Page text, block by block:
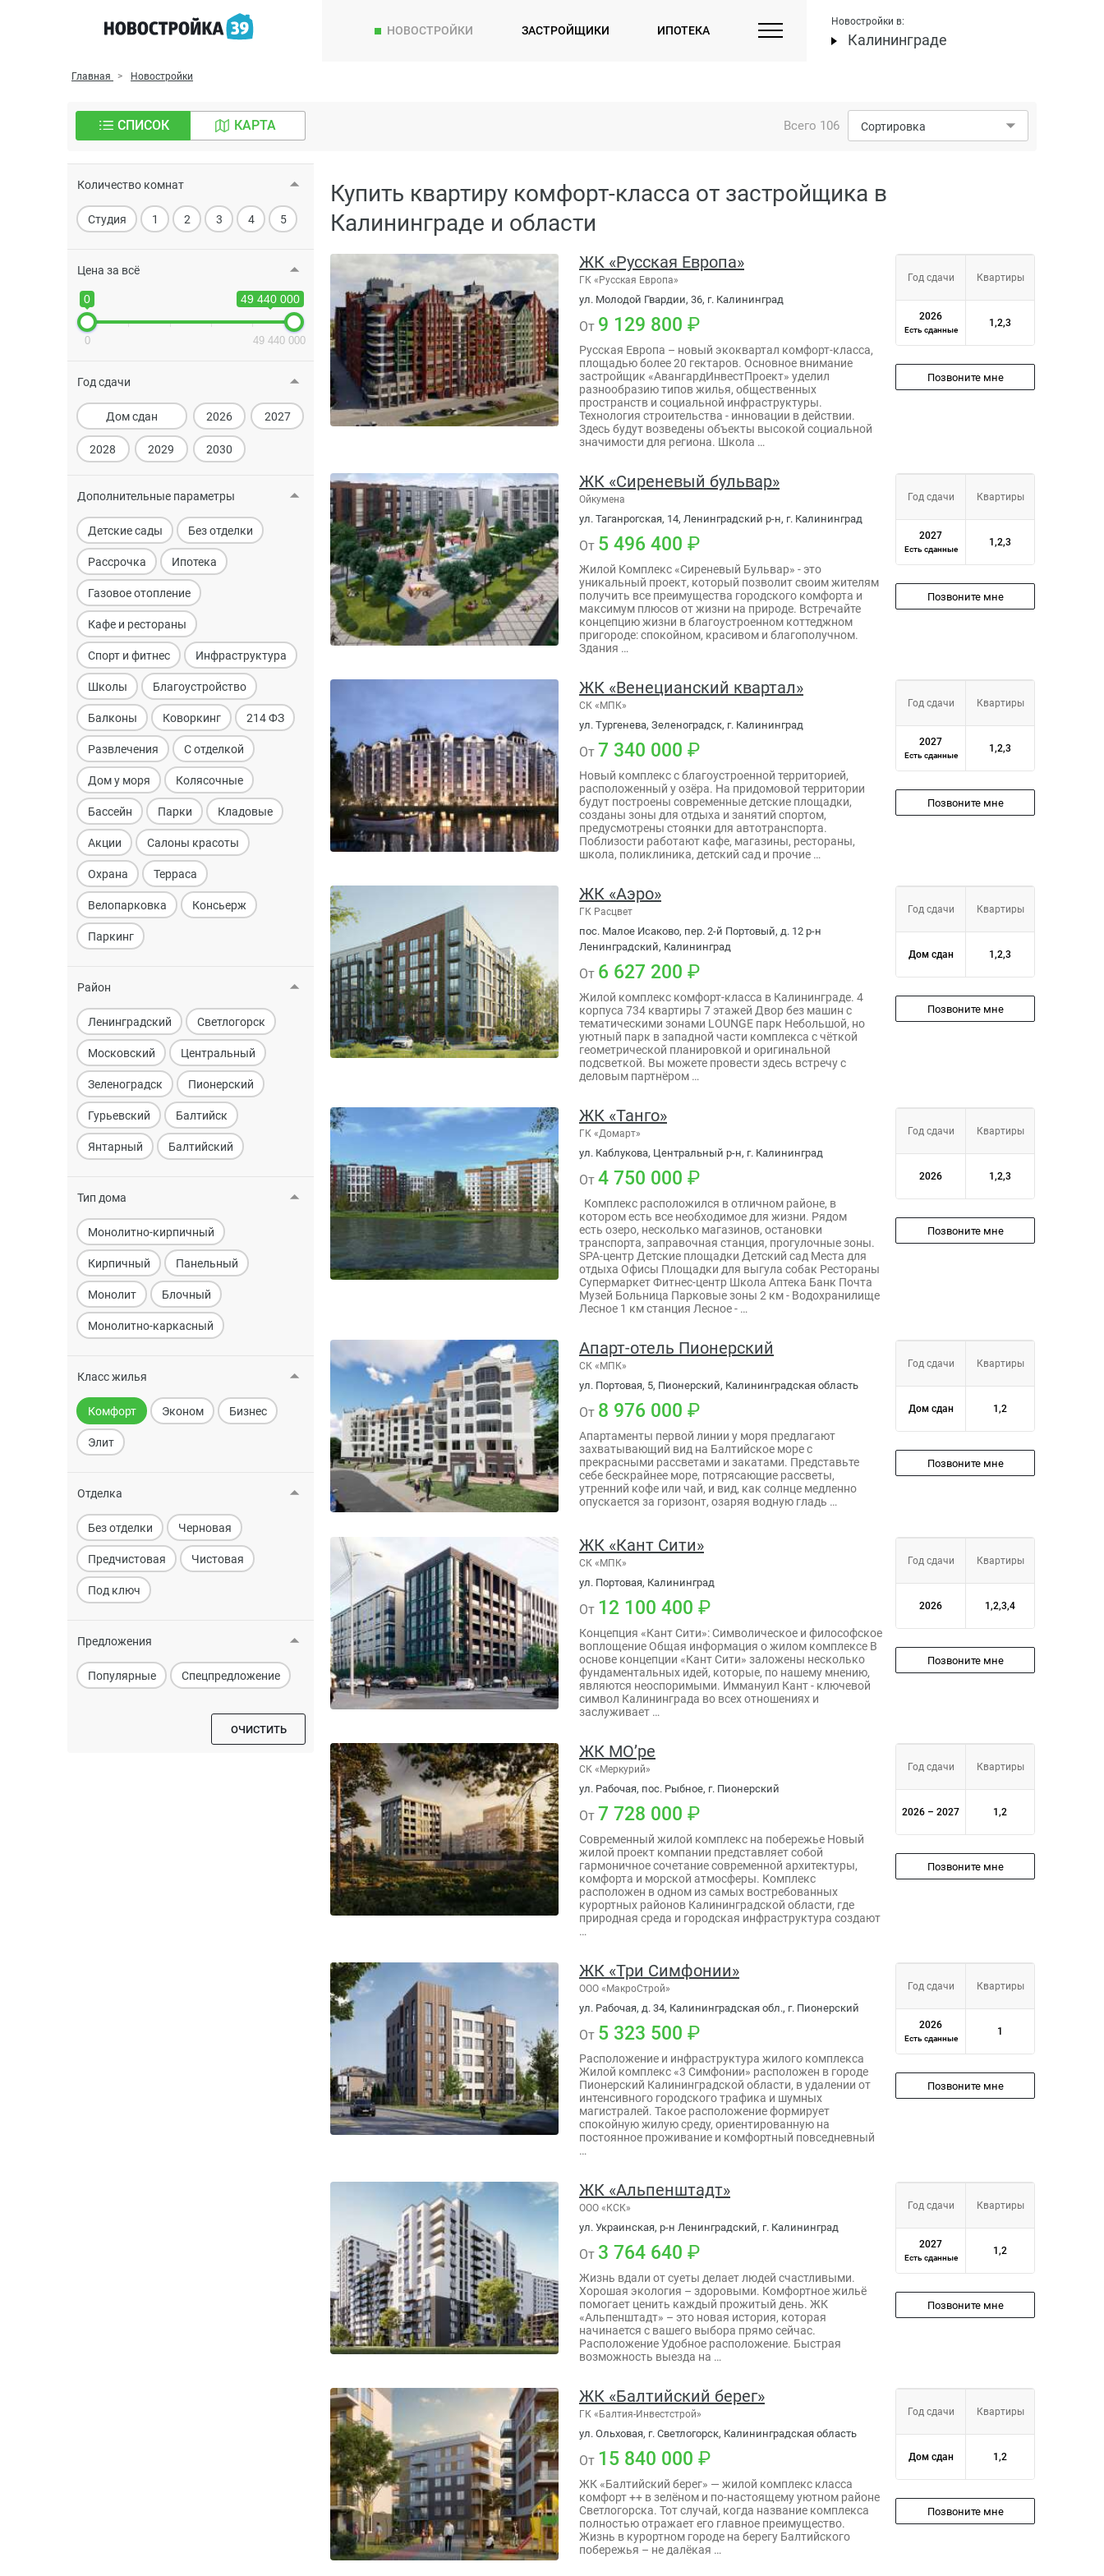
НОВОСТРОЙКИ ЗАСТРОЙЩИКИ ИПОТЕКА
Новостройки в:
Калининграде
Главная Новостройки
СПИСОК КАРТА Всего 106 Сортировка
Количество комнат
Студия 1 2 3 4 5
Цена за всё
0 49 440 000
0 49 440 000
Год сдачи
Дом сдан 2026 2027
2028 2029 2030
Дополнительные параметры
Развлечения С отделкой
Колясочные
Бассейн
Дом у моря
Акции
Охрана
Кладовые
Велопарковка
Парки
Салоны красоты
Терраса
Консьерж
Паркинг
Детские сады Без отделки
Рассрочка Ипотека
Газовое отопление
Кафе и рестораны
Спорт и фитнес Инфраструктура
Школы Благоустройство
Балконы Коворкинг 214 ФЗ
Район
Ленинградский Светлогорск
Московский Центральный
Зеленоградск Пионерский
Гурьевский Балтийск
Янтарный Балтийский
Тип дома
Монолитно-кирпичный
Кирпичный Панельный
Монолит Блочный
Монолитно-каркасный
Класс жилья
Комфорт Эконом Бизнес
Элит
Отделка
Без отделки Черновая
Предчистовая Чистовая
Под ключ
Предложения
Популярные Спецпредложение
ОЧИСТИТЬ
Купить квартиру комфорт-класса от застройщика в
Калининграде и области
ЖК «Русская Европа»
ГК «Русская Европа»
ул. Молодой Гвардии, 36, г. Калининград
От 9 129 800
Русская Европа – новый экоквартал комфорт-класса,
площадью более 20 гектаров. Основное внимание
застройщик «АвангардИнвестПроект» уделил
разнообразию типов жилья, общественных
пространств и социальной инфраструктуры.
Технология строительства - инновации в действии.
Здесь будут возведены объекты высокой социальной
значимости для региона. Школа …
Год сдачи Квартиры
2026
Есть сданные
1,2,3
Позвоните мне
ЖК «Сиреневый бульвар»
Ойкумена
ул. Таганрогская, 14, Ленинградский р-н, г. Калининград
От 5 496 400
Жилой Комплекс «Сиреневый Бульвар» - это
уникальный проект, который позволит своим жителям
получить все преимущества городского комфорта и
максимум плюсов от жизни на природе. Встречайте
концепцию жизни в благоустроенном коттеджном
пригороде: спокойном, красивом и благополучном.
Здания …
Год сдачи Квартиры
2027
Есть сданные
1,2,3
Позвоните мне
ЖК «Венецианский квартал»
СК «МПК»
ул. Тургенева, Зеленоградск, г. Калининград
От 7 340 000
Новый комплекс с благоустроенной территорией,
расположенный у озёра. На придомовой территории
будут построены современные детские площадки,
созданы зоны для отдыха и занятий спортом,
предусмотрены стоянки для автотранспорта.
Поблизости работают кафе, магазины, рестораны,
школа, поликлиника, детский сад и прочие …
Год сдачи Квартиры
2027
Есть сданные
1,2,3
Позвоните мне
ЖК «Аэро»
ГК Расцвет
пос. Малое Исаково, пер. 2-й Портовый, д. 12 р-н
Ленинградский, Калининград
От 6 627 200
Жилой комплекс комфорт-класса в Калининграде. 4
корпуса 734 квартиры 7 этажей Двор без машин с
тематическими зонами LOUNGE парк Небольшой, но
уютный парк в западной части комплекса с чёткой
геометрической планировкой и оригинальной
подсветкой. Вы можете провести здесь встречу с
деловым партнёром …
Год сдачи Квартиры
Дом сдан 1,2,3
Позвоните мне
ЖК «Танго»
ГК «Домарт»
ул. Каблукова, Центральный р-н, г. Калининград
От 4 750 000
Комплекс расположился в отличном районе, в
котором есть все необходимое для жизни. Рядом
есть озеро, несколько магазинов, остановки
транспорта, заправочная станция, прогулочные зоны.
SPA-центр Детские площадки Детский сад Места для
отдыха Офисы Площадки для выгула собак Рестораны
Супермаркет Фитнес-центр Школа Аптека Банк Почта
Музей Больница Парковые зоны 2 км - Водохранилище
Лесное 1 км станция Лесное - …
Год сдачи Квартиры
2026 1,2,3
Позвоните мне
Апарт-отель Пионерский
СК «МПК»
ул. Портовая, 5, Пионерский, Калининградская область
От 8 976 000
Апартаменты первой линии у моря предлагают
захватывающий вид на Балтийское море с
прекрасными рассветами и закатами. Представьте
себе бескрайнее море, потрясающие рассветы,
утренний кофе или чай, и вид, как солнце медленно
опускается за горизонт, озаряя водную гладь …
Год сдачи Квартиры
Дом сдан 1,2
Позвоните мне
ЖК «Кант Сити»
СК «МПК»
ул. Портовая, Калининград
От 12 100 400
Концепция «Кант Сити»: Символическое и философское
воплощение Общая информация о жилом комплексе В
основе концепции «Кант Сити» заложены несколько
фундаментальных идей, которые, по нашему мнению,
являются неоспоримыми. Иммануил Кант - ключевой
символ Калининграда во всех отношениях и
заслуживает …
Год сдачи Квартиры
2026 1,2,3,4
Позвоните мне
ЖК МО’ре
СК «Меркурий»
ул. Рабочая, пос. Рыбное, г. Пионерский
От 7 728 000
Современный жилой комплекс на побережье Новый
жилой проект компании представляет собой
гармоничное сочетание современной архитектуры,
комфорта и морской атмосферы. Комплекс
расположен в одном из самых востребованных
курортных районов Калининградской области, где
природная среда и городская инфраструктура создают
…
Год сдачи Квартиры
2026 – 2027 1,2
Позвоните мне
ЖК «Три Симфонии»
ООО «МакроСтрой»
ул. Рабочая, д. 34, Калининградская обл., г. Пионерский
От 5 323 500
Расположение и инфраструктура жилого комплекса
Жилой комплекс «3 Симфонии» расположен в городе
Пионерский Калининградской области, в удалении от
интенсивного городского трафика и шумных
магистралей. Такое расположение формирует
спокойную жилую среду, ориентированную на
постоянное проживание и комфортный повседневный
…
Год сдачи Квартиры
2026
Есть сданные
1
Позвоните мне
ЖК «Альпенштадт»
ООО «КСК»
ул. Украинская, р-н Ленинградский, г. Калининград
От 3 764 640
Жизнь вдали от суеты делает людей счастливыми.
Хорошая экология – здоровыми. Комфортное жильё
помогает ценить каждый прожитый день. ЖК
«Альпенштадт» – это новая история, которая
начинается с вашего выбора прямо сейчас.
Расположение Удобное расположение. Быстрая
возможность выезда на …
Год сдачи Квартиры
2027
Есть сданные
1,2
Позвоните мне
ЖК «Балтийский берег»
ГК «Балтия-Инвестстрой»
ул. Ольховая, г. Светлогорск, Калининградская область
От 15 840 000
ЖК «Балтийский берег» — жилой комплекс класса
комфорт ++ в зелёном и по-настоящему уютном районе
Светлогорска. Тот случай, когда название комплекса
полностью отражает его главное преимущество.
Жизнь в курортном городе на берегу Балтийского
побережья – не далёкая …
Год сдачи Квартиры
Дом сдан 1,2
Позвоните мне